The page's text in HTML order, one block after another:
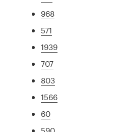
968
571
1939
707
803
1566
60